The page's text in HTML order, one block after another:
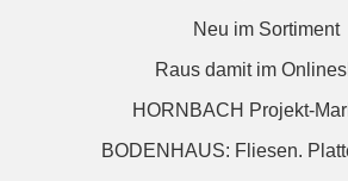
Neu im Sortiment
Raus damit im
HORNBACH Projekt-
BODENHAUS: Fliesen.